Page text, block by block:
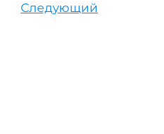
Следующий